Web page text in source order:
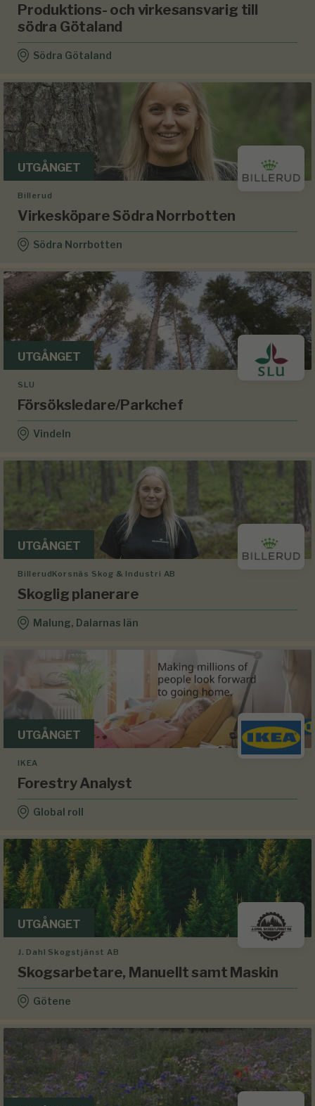
Produktions- och virkesansvarig till
södra Götaland
Södra Götaland
UTGÅNGET
Billerud
Virkesköpare Södra Norrbotten
Södra Norrbotten
UTGÅNGET
SLU
Försöksledare/Parkchef
Vindeln
UTGÅNGET
BillerudKorsnäs Skog & Industri AB
Skoglig planerare
Malung, Dalarnas län
UTGÅNGET
IKEA
Forestry Analyst
Global roll
UTGÅNGET
J. Dahl Skogstjänst AB
Skogsarbetare, Manuellt samt Maskin
Götene